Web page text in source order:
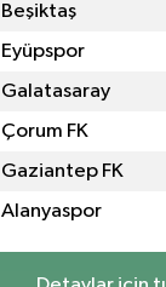
Beşiktaş
Eyüpspor
Galatasaray
Çorum FK
Gaziantep FK
Alanyaspor